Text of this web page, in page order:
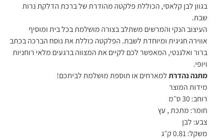
בגוון לבן קלאסי, הכוללת פלקטה מהודרת של ברכת הדלקת נרות
שבת.
העיצוב הנקי והמרשים משתלב בצורה מושלמת בכל בית ומוסיף
אווירה חגיגית ומיוחדת לשבת. הפלקטה כוללת את נוסח הברכה בכתב
ברור ואלגנטי, המאפשר לכם לקיים את המצווה ברגעים מלאי רוחניות
ויופי.
מתנה נהדרתלמארחים או תוספת מושלמת לביתכם!
מידות המוצר
רוחב:30 ס״מ
חומר: מתכת , עץ
צבע: לבן
משקל:0.81 ק״ג